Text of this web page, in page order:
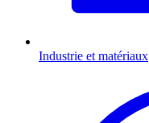
Industrie et matériaux